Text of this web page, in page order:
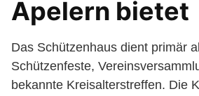
Apelern bietet
Das Schützenhaus dient primär
Schützenfeste,
bekannte Kreisalterstreffen. Die